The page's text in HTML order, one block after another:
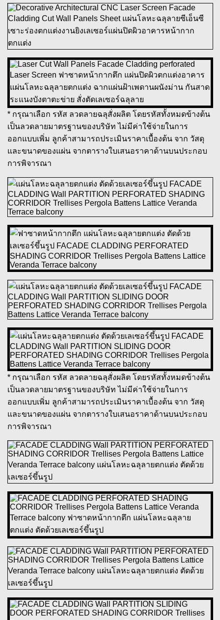
* กรุณาเลือก รหัส ลวดลายฉลุสั่งผลิต โดยรหัสทั้งหมดข้างต้น
เป็นลวดลายมาตรฐานของบริษัท ไม่มีค่าใช้จ่ายในการ
ออกแบบเพิ่ม ลูกค้าสามารถประเมินราคาเบื้องต้น จาก วัสดุ
และขนาดของแผ่น จากตารางใบเสนอราคาด้านบนประกอบ
การพิจารณา
* กรุณาเลือก รหัส ลวดลายฉลุสั่งผลิต โดยรหัสทั้งหมดข้างต้น
เป็นลวดลายมาตรฐานของบริษัท ไม่มีค่าใช้จ่ายในการ
ออกแบบเพิ่ม ลูกค้าสามารถประเมินราคาเบื้องต้น จาก วัสดุ
และขนาดของแผ่น จากตารางใบเสนอราคาด้านบนประกอบ
การพิจารณา